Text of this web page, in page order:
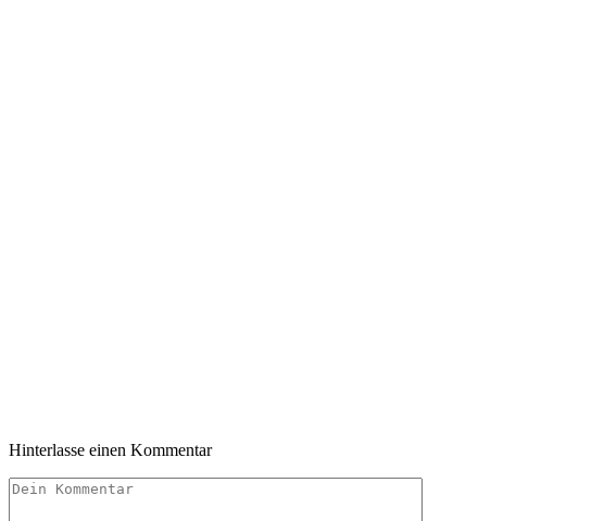
Hinterlasse einen Kommentar